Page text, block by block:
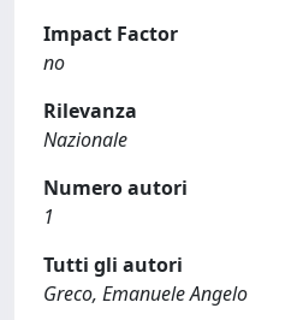
Impact Factor
no
Rilevanza
Nazionale
Numero autori
1
Tutti gli autori
Greco, Emanuele Angelo